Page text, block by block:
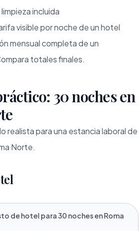
incluida
visible por noche de un hotel
mensual completa de un
totales finales.
30 noches en
realista para una estancia laboral de
Norte.
de hotel para 30 noches en Roma